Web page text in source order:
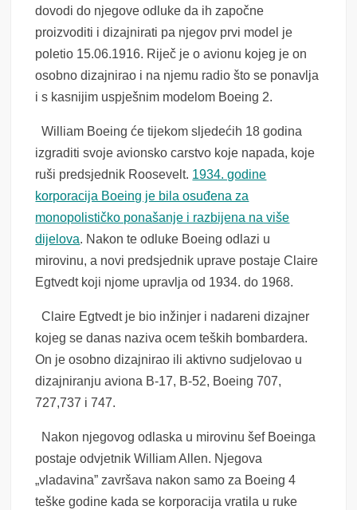
dovodi do njegove odluke da ih započne
proizvoditi i dizajnirati pa njegov prvi model je
poletio 15.06.1916. Riječ je o avionu kojeg je on
osobno dizajnirao i na njemu radio što se ponavlja
i s kasnijim uspješnim modelom Boeing 2.
William Boeing će tijekom sljedećih 18 godina
izgraditi svoje avionsko carstvo koje napada, koje
ruši predsjednik Roosevelt. 1934. godine
korporacija Boeing je bila osuđena za
monopolističko ponašanje i razbijena na više
dijelova. Nakon te odluke Boeing odlazi u
mirovinu, a novi predsjednik uprave postaje Claire
Egtvedt koji njome upravlja od 1934. do 1968.
Claire Egtvedt je bio inžinjer i nadareni dizajner
kojeg se danas naziva ocem teških bombardera.
On je osobno dizajnirao ili aktivno sudjelovao u
dizajniranju aviona B-17, B-52, Boeing 707,
727,737 i 747.
Nakon njegovog odlaska u mirovinu šef Boeinga
postaje odvjetnik William Allen. Njegova
„vladavina” završava nakon samo za Boeing 4
teške godine kada se korporacija vratila u ruke